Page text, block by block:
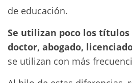
de educación.
Se utilizan poco los
doctor, abogado,
se utilizan con más